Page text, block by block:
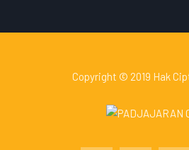
Copyright © 2019 Hak